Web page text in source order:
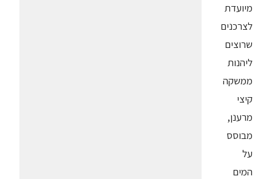
מיועדת
לצרכנים
שרוצים
ליהנות
ממשקה
קיצי
מרענן,
מבוסס
על
המים